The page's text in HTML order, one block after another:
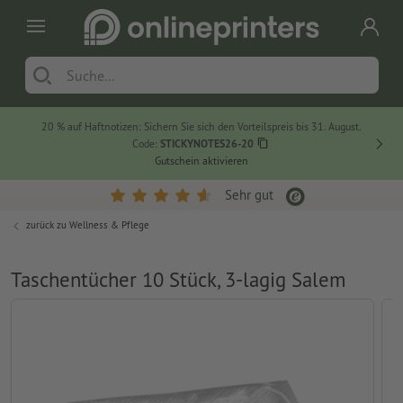
20 % auf Haftnotizen: Sichern Sie sich den Vorteilspreis bis 31. August.
Code: STICKYNOTES26-20
Gutschein aktivieren
Sehr gut
zurück zu Wellness & Pflege
Taschentücher 10 Stück, 3-lagig Salem